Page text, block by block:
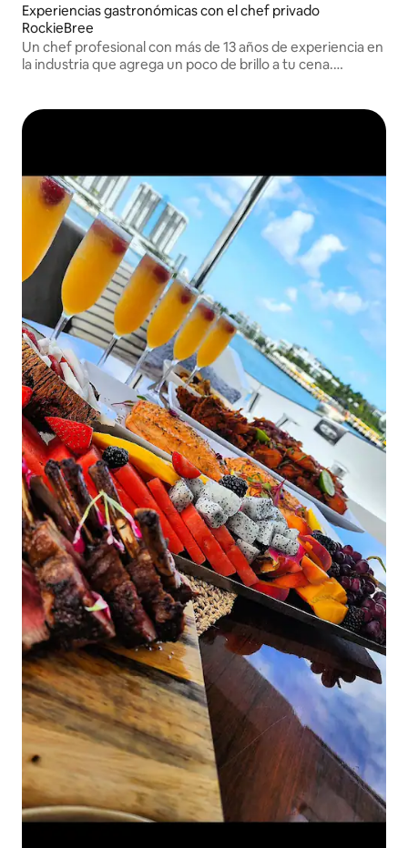
Experiencias gastronómicas con el chef privado
RockieBree
Un chef profesional con más de 13 años de experiencia en
la industria que agrega un poco de brillo a tu cena.